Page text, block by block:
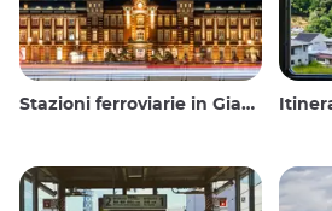
Stazioni ferroviarie in Giappone